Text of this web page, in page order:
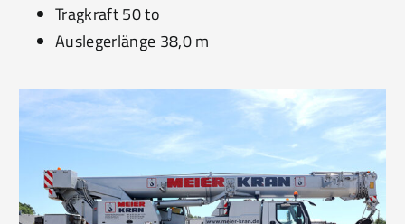
Tragkraft 50 to
Auslegerlänge 38,0 m